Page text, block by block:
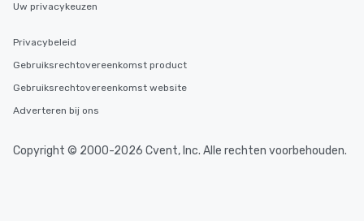
Uw privacykeuzen
Privacybeleid
Gebruiksrechtovereenkomst product
Gebruiksrechtovereenkomst website
Adverteren bij ons
Copyright © 2000-2026 Cvent, Inc. Alle rechten voorbehouden.